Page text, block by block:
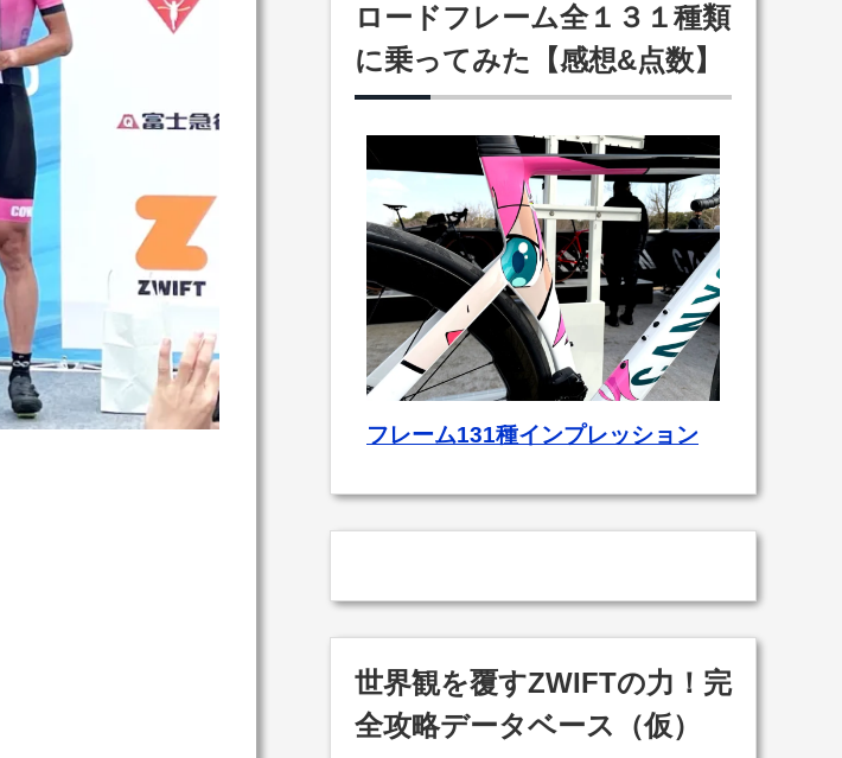
ロードフレーム全１３１種類
に乗ってみた【感想&点数】
フレーム131種インプレッション
世界観を覆すZWIFTの力！完
全攻略データベース（仮）